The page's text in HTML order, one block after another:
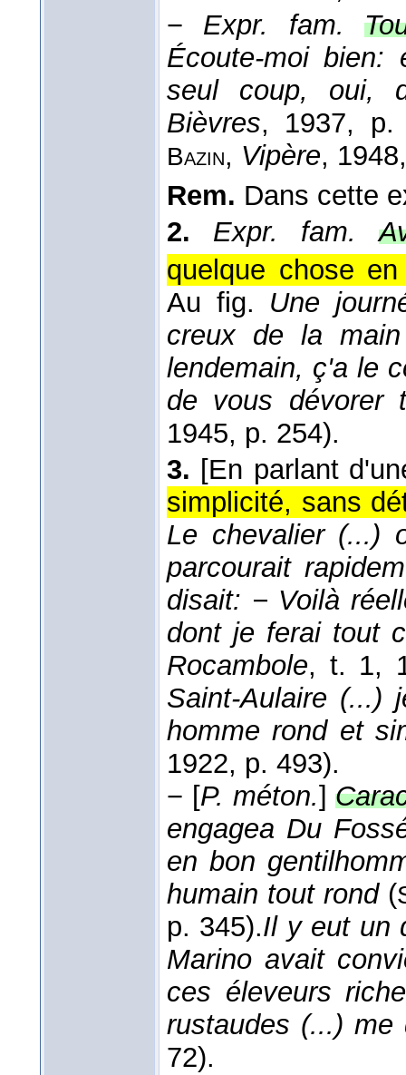
− Expr. fam.
Écoute-moi
seul coup, oui,
Bièvres, 1937, p.
Bazin, Vipère, 1948
Rem. Dans cette
2.
Expr. fam.
quelque chose
Au fig. Une
creux de la
lendemain, ç'a le
de vous dévorer
1945, p. 254).
3. [En parlant
simplicité, sans
Le chevalier (...)
parcourait
disait: − Voilà
dont je ferai tout
Rocambole, t. 1,
Saint-Aulaire (...)
homme rond et
1922, p. 493).
− [P. méton.]
engagea Du
en bon
humain tout rond(
p. 345).Il y eut un
Marino avait
ces éleveurs
rustaudes (...) me
72).